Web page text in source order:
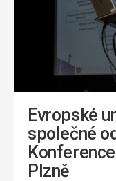
Evropské
společné
Plzně